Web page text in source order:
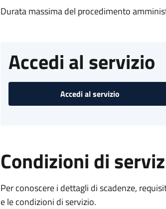
Durata massima del procedimento
Accedi al servizio
Accedi al servizio
Condizioni di
Per conoscere i dettagli di scadenze,
e le condizioni di servizio.